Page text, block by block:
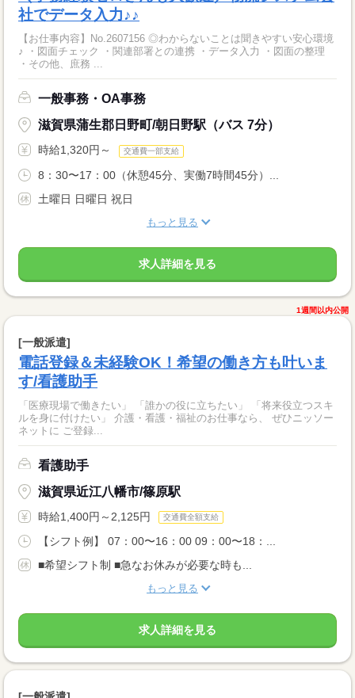
社でデータ入力♪♪
【お仕事内容】No.2607156 ◎わからないことは聞きやすい安心環境
♪ ・図面チェック ・関連部署との連携 ・データ入力 ・図面の整理
・その他、庶務 ...
一般事務・OA事務
滋賀県蒲生郡日野町/朝日野駅（バス 7分）
時給1,320円～ 交通費一部支給
8：30〜17：00（休憩45分、実働7時間45分）...
土曜日 日曜日 祝日
もっと見る
求人詳細を見る
1週間以内公開
[一般派遣]
電話登録＆未経験OK！希望の働き方も叶いま
す/看護助手
「医療現場で働きたい」 「誰かの役に立ちたい」 「将来役立つスキ
ルを身に付けたい」 介護・看護・福祉のお仕事なら、 ぜひニッソー
ネットに ご登録...
看護助手
滋賀県近江八幡市/篠原駅
時給1,400円～2,125円 交通費全額支給
【シフト例】 07：00〜16：00 09：00〜18：...
■希望シフト制 ■急なお休みが必要な時も...
もっと見る
求人詳細を見る